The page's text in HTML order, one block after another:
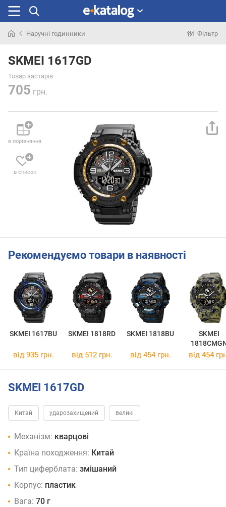
раніше
Наручні годинники Фільтр
SKMEI 1617GD
Товар застарів
705 грн.
в порівняння
в список
Рекомендуємо товари в наявності
SKMEI 1617BU SKMEI 1818RD SKMEI 1818BU
SKMEI
від 935 грн. від 512 грн. від 454 грн. від 454
SKMEI 1617GD
Китай ударозахищений великі
Механізм: кварцові
Країна походження: Китай
Тип циферблата: змішаний
Корпус: пластик
Вага: 70 г